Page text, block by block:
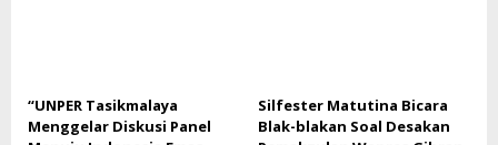
“UNPER Tasikmalaya
Menggelar Diskusi Panel
Silfester Matutina Bicara
Blak-blakan Soal Desakan